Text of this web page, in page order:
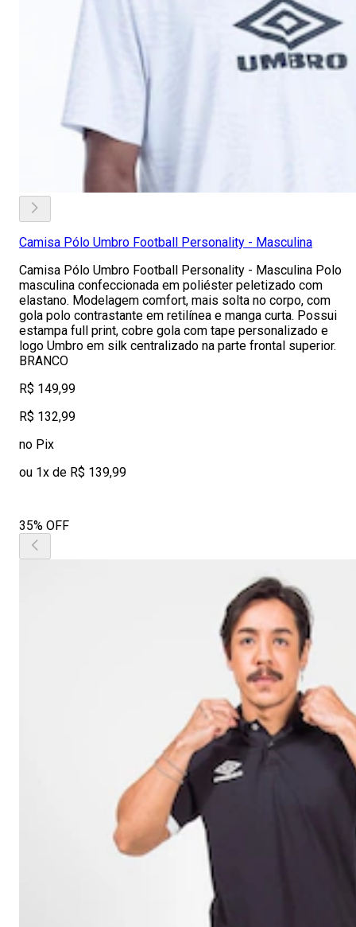
Camisa Pólo Umbro Football Personality - Masculina
Camisa Pólo Umbro Football Personality - Masculina Polo
masculina confeccionada em poliéster peletizado com
elastano. Modelagem comfort, mais solta no corpo, com
gola polo contrastante em retilínea e manga curta. Possui
estampa full print, cobre gola com tape personalizado e
logo Umbro em silk centralizado na parte frontal superior.
BRANCO
R$ 149,99
R$ 132,99
no Pix
ou 1x de R$ 139,99
35% OFF